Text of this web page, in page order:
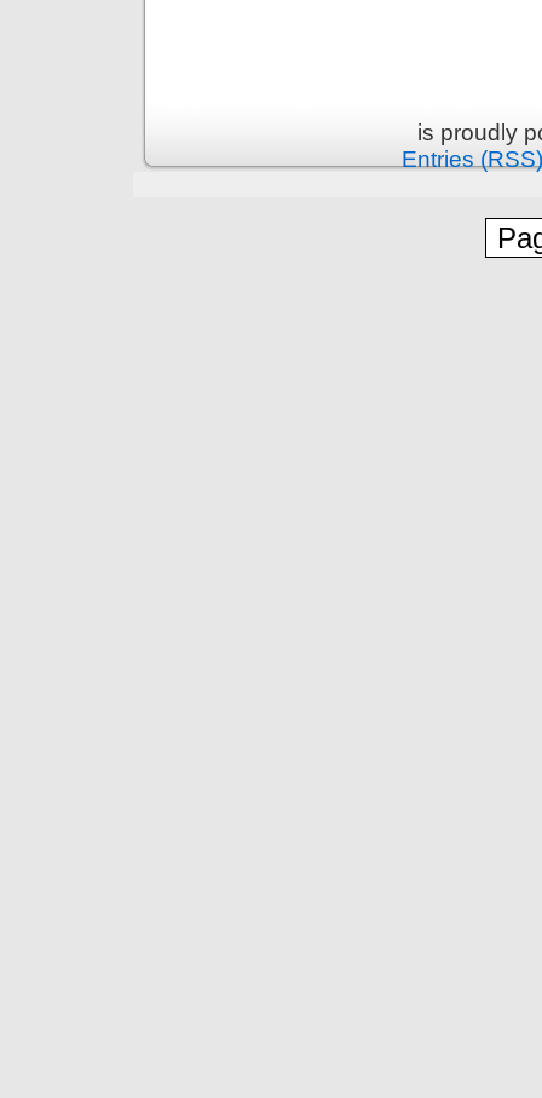
is proudly
Entries (RSS)